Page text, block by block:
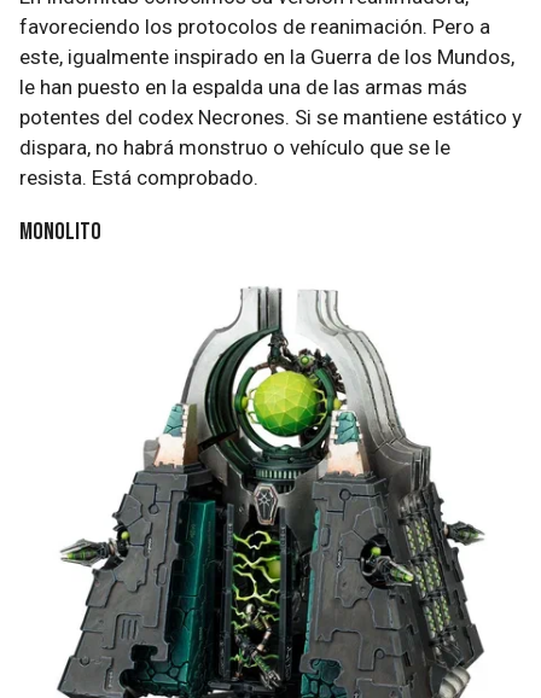
favoreciendo los protocolos de reanimación. Pero a
este, igualmente inspirado en la Guerra de los Mundos,
le han puesto en la espalda una de las armas más
potentes del codex Necrones. Si se mantiene estático y
dispara, no habrá monstruo o vehículo que se le
resista. Está comprobado.
Monolito